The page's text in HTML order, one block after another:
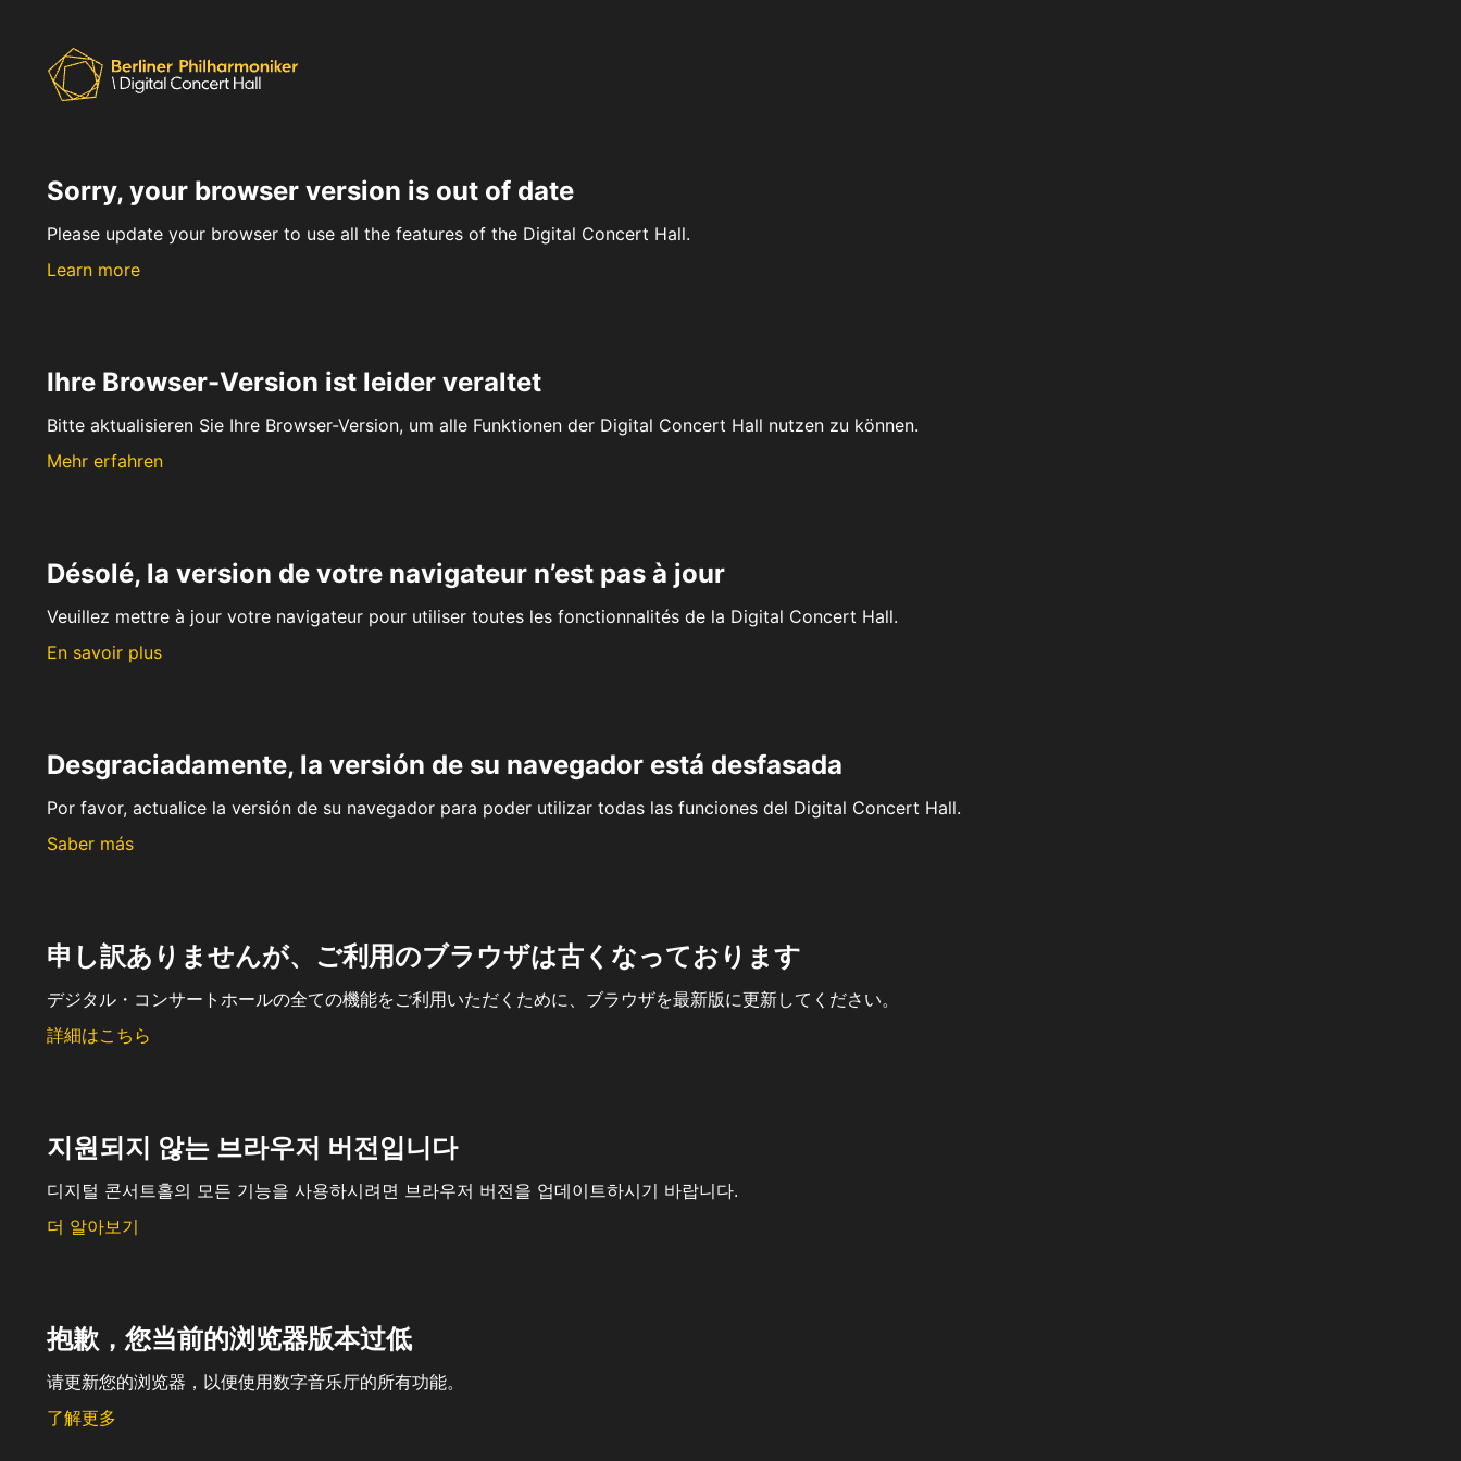
Sorry, your browser version is out of date
Please update your browser to use all the features of the Digital Concert Hall.
Learn more
Ihre Browser-Version ist leider veraltet
Bitte aktualisieren Sie Ihre Browser-Version, um alle Funktionen der Digital Concert Hall nutzen zu können.
Mehr erfahren
Désolé, la version de votre navigateur n’est pas à jour
Veuillez mettre à jour votre navigateur pour utiliser toutes les fonctionnalités de la Digital Concert Hall.
En savoir plus
Desgraciadamente, la versión de su navegador está desfasada
Por favor, actualice la versión de su navegador para poder utilizar todas las funciones del Digital Concert Hall.
Saber más
申し訳ありませんが、ご利用のブラウザは古くなっております
デジタル・コンサートホールの全ての機能をご利用いただくために、ブラウザを最新版に更新してください。
詳細はこちら
지원되지 않는 브라우저 버전입니다
디지털 콘서트홀의 모든 기능을 사용하시려면 브라우저 버전을 업데이트하시기 바랍니다.
더 알아보기
抱歉，您当前的浏览器版本过低
请更新您的浏览器，以便使用数字音乐厅的所有功能。
了解更多